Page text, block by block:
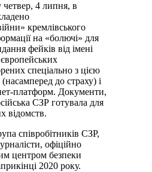
4 липня, в
кремлівського
на «болючі» для
фейків від імені
спеціально з цією
до страху) і
платформ. Документи,
СЗР готувала для
відомств.
співробітників СЗР,
офіційно
центром безпеки
2020 року.